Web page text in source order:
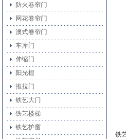
防火卷帘门
网花卷帘门
澳式卷帘门
车库门
伸缩门
阳光棚
推拉门
铁艺大门
铁艺楼梯
铁艺护窗
铁